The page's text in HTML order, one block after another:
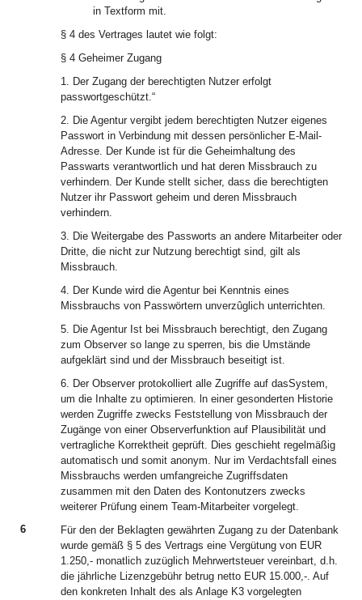
in Textform mit.
§ 4 des Vertrages lautet wie folgt:
§ 4 Geheimer Zugang
1. Der Zugang der berechtigten Nutzer erfolgt
passwortgeschützt.“
2. Die Agentur vergibt jedem berechtigten Nutzer eigenes
Passwort in Verbindung mit dessen persönlicher E-Mail-
Adresse. Der Kunde ist für die Geheimhaltung des
Passwarts verantwortlich und hat deren Missbrauch zu
verhindern. Der Kunde stellt sicher, dass die berechtigten
Nutzer ihr Passwort geheim und deren Missbrauch
verhindern.
3. Die Weitergabe des Passworts an andere Mitarbeiter oder
Dritte, die nicht zur Nutzung berechtigt sind, gilt als
Missbrauch.
4. Der Kunde wird die Agentur bei Kenntnis eines
Missbrauchs von Passwörtern unverzûglich unterrichten.
5. Die Agentur Ist bei Missbrauch berechtigt, den Zugang
zum Observer so lange zu sperren, bis die Umstände
aufgeklärt sind und der Missbrauch beseitigt ist.
6. Der Observer protokolliert alle Zugriffe auf dasSystem,
um die Inhalte zu optimieren. ln einer gesonderten Historie
werden Zugriffe zwecks Feststellung von Missbrauch der
Zugänge von einer Observerfunktion auf Plausibilität und
vertragliche Korrektheit geprüft. Dies geschieht regelmäßig
automatisch und somit anonym. Nur im Verdachtsfall eines
Missbrauchs werden umfangreiche Zugriffsdaten
zusammen mit den Daten des Kontonutzers zwecks
weiterer Prüfung einem Team-Mitarbeiter vorgelegt.
6
Für den der Beklagten gewährten Zugang zu der Datenbank
wurde gemäß § 5 des Vertrags eine Vergütung von EUR
1.250,- monatlich zuzüglich Mehrwertsteuer vereinbart, d.h.
die jährliche Lizenzgebühr betrug netto EUR 15.000,-. Auf
den konkreten Inhalt des als Anlage K3 vorgelegten